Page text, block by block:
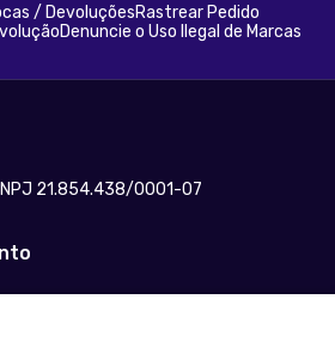
/ DevoluçõesRastrear Pedido
Denuncie o Uso Ilegal de Marcas
21.854.438/0001-07